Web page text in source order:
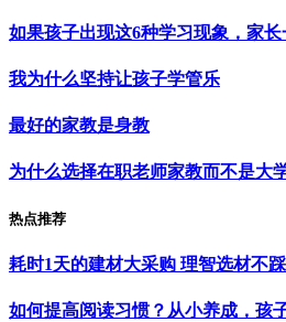
如果孩子出现这6种学习现象，家
我为什么坚持让孩子学管乐
最好的家教是身教
为什么选择在职老师家教而不是大
热点推荐
耗时1天的建材大采购 理智选材不
如何提高阅读习惯？从小养成，孩